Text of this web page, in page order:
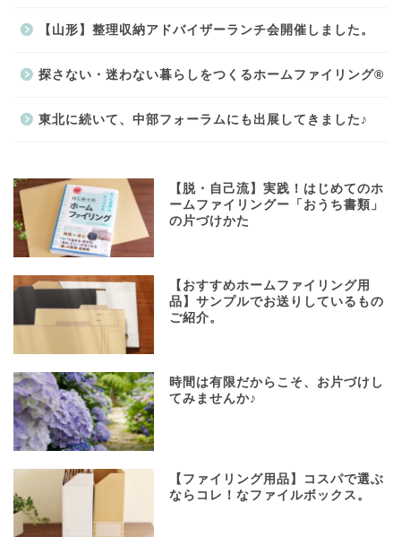
【山形】整理収納アドバイザーランチ会開催しました。
探さない・迷わない暮らしをつくるホームファイリング®
東北に続いて、中部フォーラムにも出展してきました♪
【脱・自己流】実践！はじめてのホ
ームファイリングー「おうち書類」
の片づけかた
【おすすめホームファイリング用
品】サンプルでお送りしているもの
ご紹介。
時間は有限だからこそ、お片づけし
てみませんか♪
【ファイリング用品】コスパで選ぶ
ならコレ！なファイルボックス。